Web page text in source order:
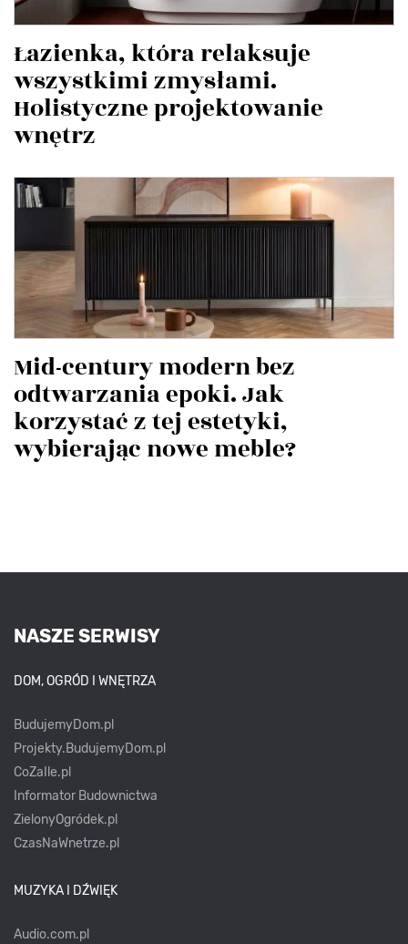
Łazienka, która relaksuje
wszystkimi zmysłami.
Holistyczne projektowanie
wnętrz
Mid-century modern bez
odtwarzania epoki. Jak
korzystać z tej estetyki,
wybierając nowe meble?
NASZE SERWISY
DOM, OGRÓD I WNĘTRZA
BudujemyDom.pl
Projekty.BudujemyDom.pl
CoZaIle.pl
Informator Budownictwa
ZielonyOgródek.pl
CzasNaWnetrze.pl
MUZYKA I DŹWIĘK
Audio.com.pl